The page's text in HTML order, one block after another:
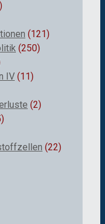
(121)
(250)
IV (11)
(2)
(22)